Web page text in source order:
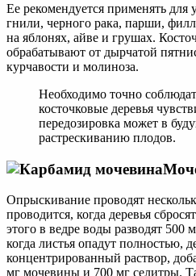
Ее рекомендуется применять
гнили, черного рака, парши,
на яблонях, айве и грушах.
обрабатывают от дырчатой
курчавости и молиноза.
Необходимо точно
косточковые деревья
передозировка может в
растрескиванию плодов.
Опрыскивание проводят
проводится, когда деревья
этого в ведре воды разводят 500
когда листья опадут полностью,
концентрированный раствор,
мг мочевины и 700 мг селитры.